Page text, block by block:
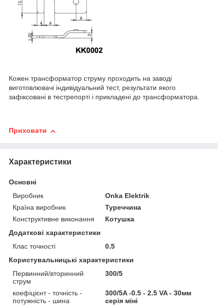
Кожен трансформатор струму проходить на заводі
виготовлювачі індивідуальний тест, результати якого
зафіксовані в тестрепорті і прикладені до трансформатора.
Приховати
Характеристики
Основні
Виробник
Onka Elektrik
Країна виробник
Туреччина
Конструктивне виконання
Котушка
Додаткові характеристики
Клас точності
0.5
Користувальницькі характеристики
Первинний/вторинний
струм
300/5
коефіцієнт - точність -
потужність - шина
300/5A -0.5 - 2.5 VA - 30мм
серія міні